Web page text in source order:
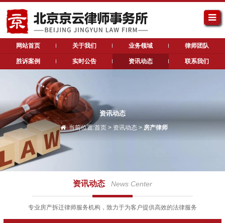
网站首页 关于我们 业务领域 律师团队
胜诉案例 实时公告 资讯动态 联系我们
资讯动态
当前位置:首页> 资讯动态 > 房产律师
资讯动态 News Center
专业房产拆迁律师服务机构，致力于为客户提供高效的法律服务